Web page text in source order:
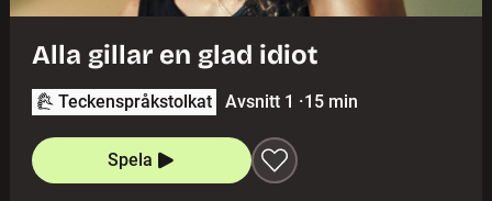
Alla gillar en glad idiot
Teckenspråkstolkat Avsnitt 1 ·15 min
Spela